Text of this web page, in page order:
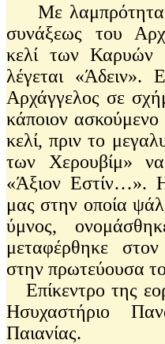
Με λαμπρότητα
συνάξεως του
κελί των Καρυών
λέγεται «Άδειν».
Αρχάγγελος σε
κάποιον
κελί, πριν το
των Χερουβίμ»
«Άξιον Εστίν…».
μας στην οποία
ύμνος,
μεταφέρθηκε
στην πρωτεύουσα
Επίκεντρο της
Ησυχαστήριο
Παιανίας.